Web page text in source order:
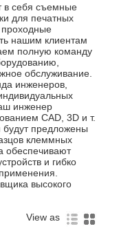
в себя съемные
для печатных
нашим клиентам
полную команду
обслуживание.
инженеров,
инженер
CAD, 3D и т.
будут предложены
клеммных
обеспечивают
и гибко
высокого
View as